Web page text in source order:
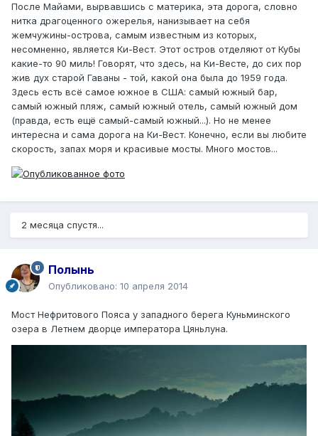
После Майами, вырвавшись с материка, эта дорога, словно
нитка драгоценного ожерелья, нанизывает на себя
жемчужины-острова, самым известным из которых,
несомненно, является Ки-Вест. Этот остров отделяют от Кубы
какие-то 90 миль! Говорят, что здесь, на Ки-Весте, до сих пор
жив дух старой Гаваны - той, какой она была до 1959 года.
Здесь есть всё самое южное в США: самый южный бар,
самый южный пляж, самый южный отель, самый южный дом
(правда, есть ещё самый-самый южный...). Но не менее
интересна и сама дорога на Ки-Вест. Конечно, если вы любите
скорость, запах моря и красивые мосты. Много мостов...
2 месяца спустя...
Полынь
Опубликовано: 10 апреля 2014
Мост Нефритового Пояса у западного берега Куньминского
озера в Летнем дворце императора Цяньлуна.